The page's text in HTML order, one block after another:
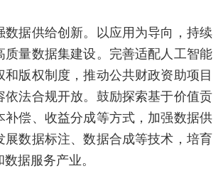
据供给创新。
以应用为导向，持续
质量数据集建设。完善适配人工智能
和版权制度，推动公共财政资助项目
依法合规开放。鼓励探索基于价值贡
补偿、收益分成等方式，加强数据供
展数据标注、数据合成等技术，培育
据服务产业。